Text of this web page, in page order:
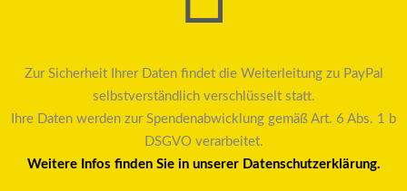
Zur Sicherheit Ihrer Daten findet die Weiterleitung zu PayPal
selbstverständlich verschlüsselt statt.
Ihre Daten werden zur Spendenabwicklung gemäß Art. 6 Abs. 1 b
DSGVO verarbeitet.
Weitere Infos finden Sie in unserer Datenschutzerklärung.